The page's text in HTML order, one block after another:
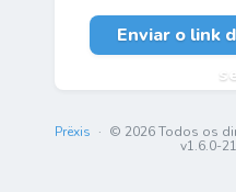
Enviar o link
Prëxis · © 2026 Todos os
v1.6.0-